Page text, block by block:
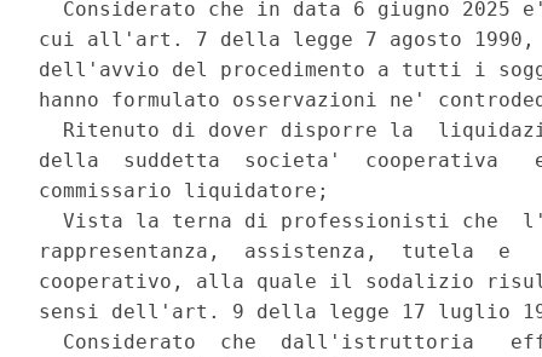
Considerato che in data 6 giugno 2025
cui all'art. 7 della legge 7 agosto 1990,
dell'avvio del procedimento a tutti i
hanno formulato osservazioni ne'
Ritenuto di dover disporre la
della  suddetta  societa'  cooperativa
commissario liquidatore;
Vista la terna di professionisti che
rappresentanza,  assistenza,  tutela  e
cooperativo, alla quale il sodalizio
sensi dell'art. 9 della legge 17 luglio
Considerato  che  dall'istruttoria